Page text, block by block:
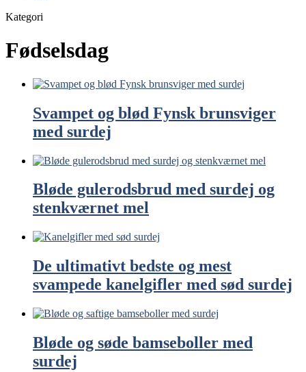
Kategori
Fødselsdag
Svampet og blød Fynsk brunsviger
med surdej
Bløde gulerodsbrud med surdej og
stenkværnet mel
De ultimativt bedste og mest
svampede kanelgifler med sød surdej
Bløde og søde bamseboller med
surdej